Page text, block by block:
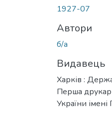
1927-07
Автори
б/а
Видавець
Харків :
Перша
України імені